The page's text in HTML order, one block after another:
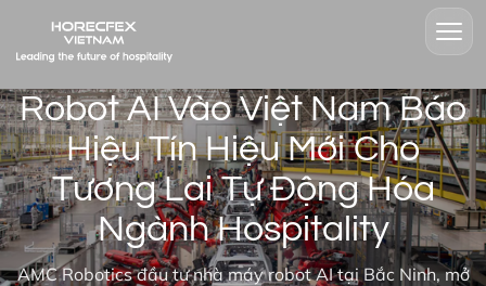
Robot AI Vào Việt Nam Báo
Hiệu Tín Hiệu Mới Cho
Tương Lai Tự Động Hóa
Ngành Hospitality
AMC Robotics đầu tư nhà máy robot AI tại Bắc Ninh, mở